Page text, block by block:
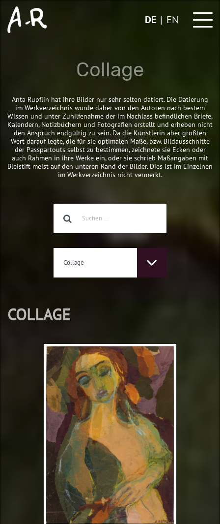
Skip
content
DE EN
Collage
Anta Rupflin hat ihre Bilder nur sehr selten datiert. Die Datierung
im Werkverzeichnis wurde daher von den Autoren nach bestem
Wissen und unter Zuhilfenahme der im Nachlass befindlichen Briefe,
Kalendern, Notizbüchern und Fotografien erstellt und erheben nicht
den Anspruch endgültig zu sein. Da die Künstlerin aber größten
Wert darauf legte, die für sie optimalen Maße, bzw. Bildausschnitte
der Passpartouts selbst zu bestimmen, zeichnete sie Ecken oder
auch Rahmen in ihre Werke ein, oder sie schrieb Maßangaben mit
Bleistift meist auf den unteren Rand der Bilder. Dies ist im Einzelnen
im Werkverzeichnis nicht vermerkt.
Collage
COLLAGE